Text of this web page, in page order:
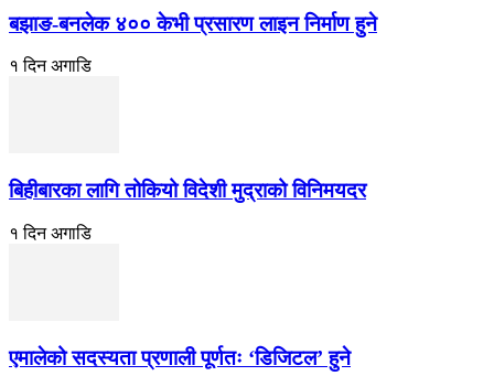
बझाङ-बनलेक ४०० केभी प्रसारण लाइन निर्माण हुने
१ दिन अगाडि
बिहीबारका लागि तोकियो विदेशी मुद्राको विनिमयदर
१ दिन अगाडि
एमालेको सदस्यता प्रणाली पूर्णतः ‘डिजिटल’ हुने